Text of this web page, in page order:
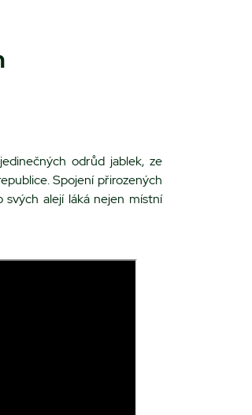
odrůd jablek, ze
Spojení přirozených
alejí láká nejen místní